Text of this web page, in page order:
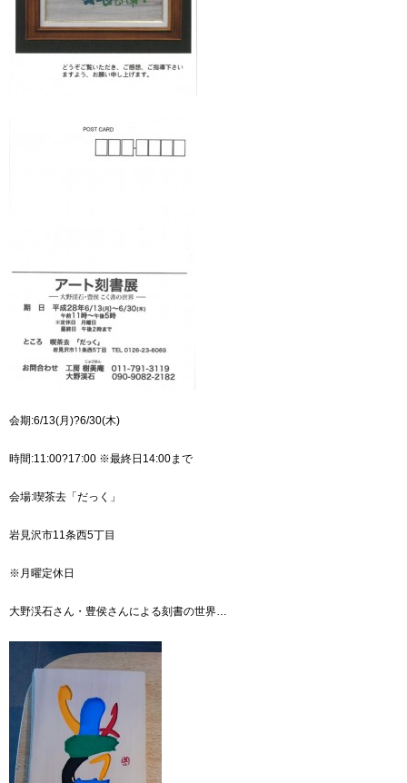
会期:6/13(月)?6/30(木)
時間:11:00?17:00 ※最終日14:00まで
会場:喫茶去「だっく」
岩見沢市11条西5丁目
※月曜定休日
大野渓石さん・豊侯さんによる刻書の世界…